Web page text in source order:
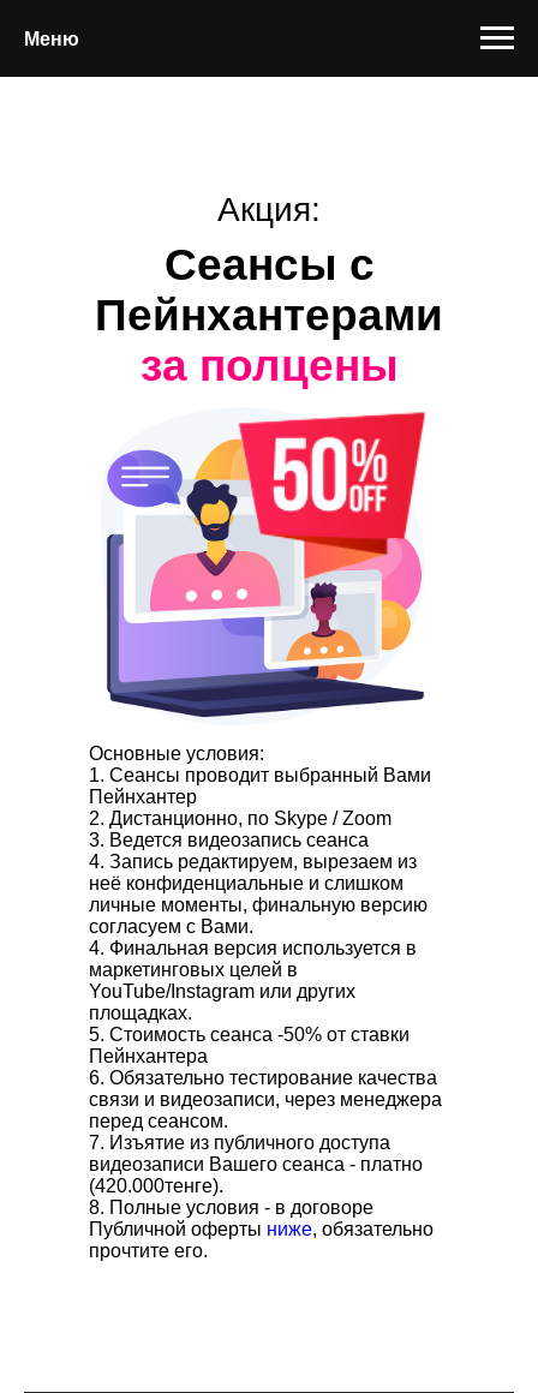
Меню
Акция:
Сеансы с
Пейнхантерами
за полцены
Основные условия:
1. Сеансы проводит выбранный Вами
Пейнхантер
2. Дистанционно, по Skype / Zoom
3. Ведется видеозапись сеанса
4. Запись редактируем, вырезаем из
неё конфиденциальные и слишком
личные моменты, финальную версию
согласуем с Вами.
4. Финальная версия используется в
маркетинговых целей в
YouTube/Instagram или других
площадках.
5. Стоимость сеанса -50% от ставки
Пейнхантера
6. Обязательно тестирование качества
связи и видеозаписи, через менеджера
перед сеансом.
7. Изъятие из публичного доступа
видеозаписи Вашего сеанса - платно
(420.000тенге).
8. Полные условия - в договоре
Публичной оферты ниже, обязательно
прочтите его.